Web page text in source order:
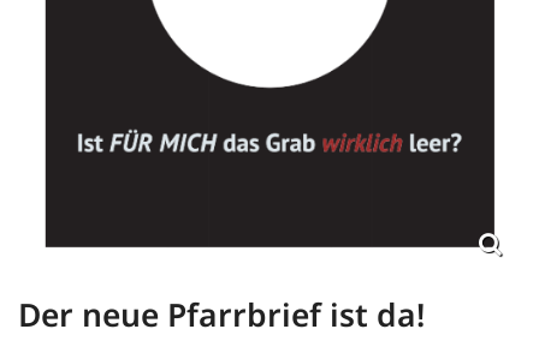
Der neue Pfarrbrief ist da!